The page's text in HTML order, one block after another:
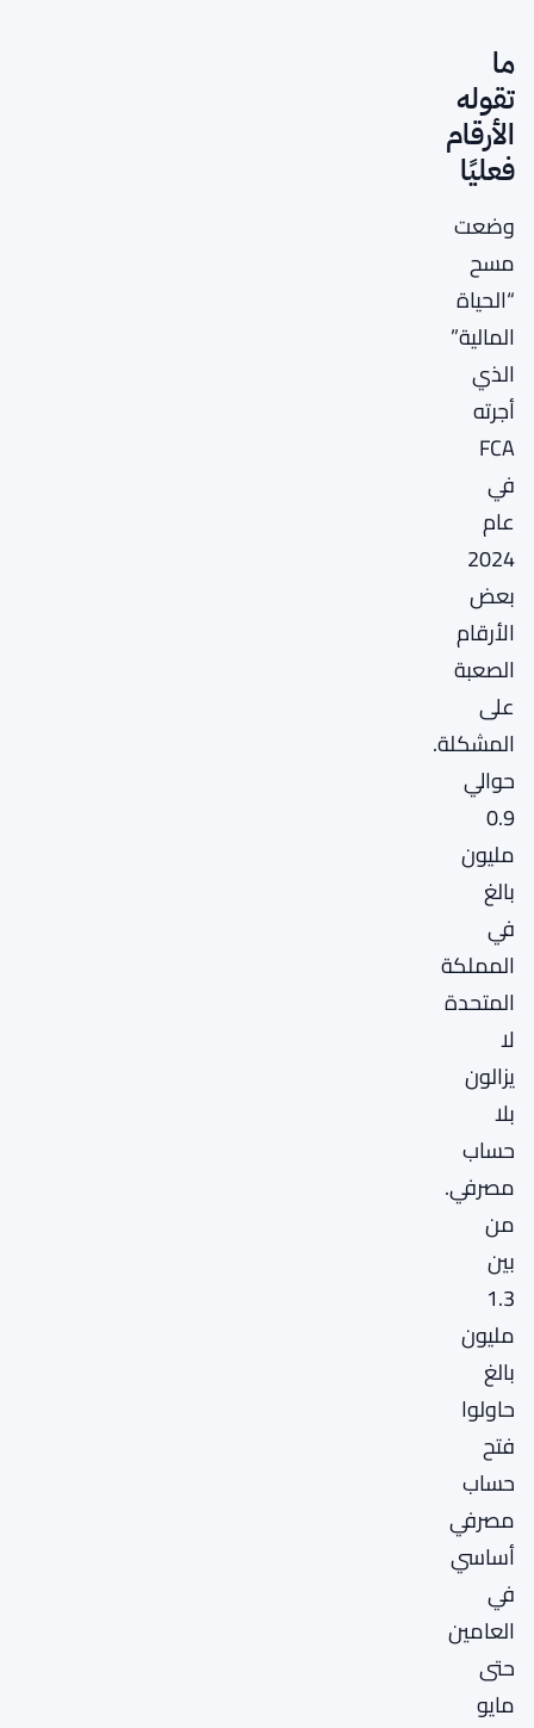
ما
تقوله
الأرقام
فعليًا
وضعت
مسح
“الحياة
المالية”
الذي
أجرته
FCA
في
عام
2024
بعض
الأرقام
الصعبة
على
المشكلة.
حوالي
0.9
مليون
بالغ
في
المملكة
المتحدة
لا
يزالون
بلا
حساب
مصرفي.
من
بين
1.3
مليون
بالغ
حاولوا
فتح
حساب
مصرفي
أساسي
في
العامين
حتى
مايو